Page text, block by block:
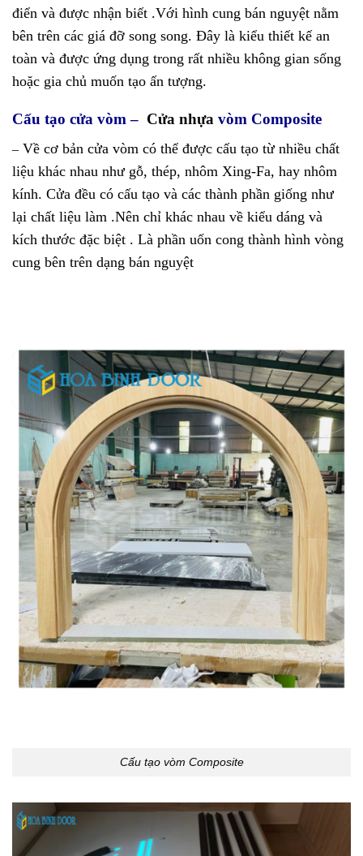
điển và được nhận biết .Với hình cung bán nguyệt nằm
bên trên các giá đỡ song song. Đây là kiểu thiết kế an
toàn và được ứng dụng trong rất nhiều không gian sống
hoặc gia chủ muốn tạo ấn tượng.
Cấu tạo cửa vòm – Cửa nhựa vòm Composite
– Về cơ bản cửa vòm có thể được cấu tạo từ nhiều chất
liệu khác nhau như gỗ, thép, nhôm Xing-Fa, hay nhôm
kính. Cửa đều có cấu tạo và các thành phần giống như
lại chất liệu làm .Nên chỉ khác nhau về kiểu dáng và
kích thước đặc biệt . Là phần uốn cong thành hình vòng
cung bên trên dạng bán nguyệt
Cấu tạo vòm Composite